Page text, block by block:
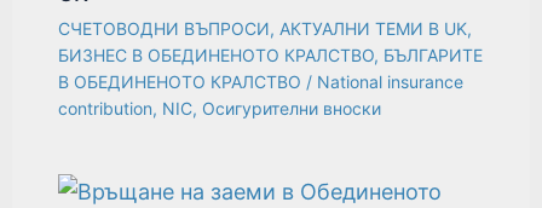
СЧЕТОВОДНИ ВЪПРОСИ, АКТУАЛНИ ТЕМИ В UK,
БИЗНЕС В ОБЕДИНЕНОТО КРАЛСТВО, БЪЛГАРИТЕ
В ОБЕДИНЕНОТО КРАЛСТВО / National insurance
contribution, NIC, Осигурителни вноски